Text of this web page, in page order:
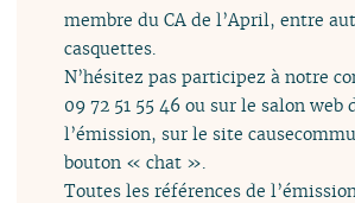
membre du CA de l’April, entre
casquettes.
N’hésitez pas participez à notre
09 72 51 55 46 ou sur le salon web
l’émission, sur le site
bouton « chat ».
Toutes les références de